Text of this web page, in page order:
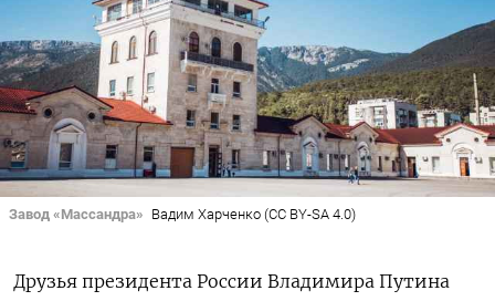
Завод «Массандра» Вадим Харченко (CC BY-SA 4.0)
Друзья президента России Владимира Путина